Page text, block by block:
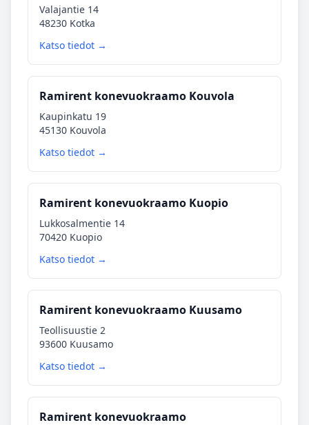
Valajantie 14
48230 Kotka
Katso tiedot →
Ramirent konevuokraamo Kouvola
Kaupinkatu 19
45130 Kouvola
Katso tiedot →
Ramirent konevuokraamo Kuopio
Lukkosalmentie 14
70420 Kuopio
Katso tiedot →
Ramirent konevuokraamo Kuusamo
Teollisuustie 2
93600 Kuusamo
Katso tiedot →
Ramirent konevuokraamo